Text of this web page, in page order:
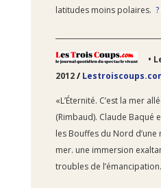
latitudes moins polaires.
•
2012/
«L’Éternité. C’est la mer
(Rimbaud). Claude Baqué
les Bouffes du Nord
mer. une immersion
troubles de l’émancipation.